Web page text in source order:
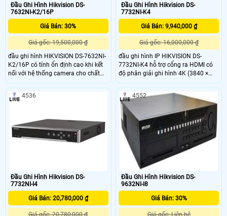
Đầu Ghi Hình Hikvision DS-
7632NI-K2/16P
Giá Bán: 30%
Giá gốc: 19,500,000 ₫
đầu ghi hình HIKVISION DS-7632NI-
K2/16P có tính ổn định cao khi kết
nối với hệ thống camera cho chất
lượng hình ảnh sắc nét. Vỏ đầu ghi
được thiết kế bằng kim loại gia tăng
sự chắc chắn cho đầu ghi, đầu ghi
Đầu Ghi Hình Hikvision DS-
7732NI-K4
Giá Bán: 9,940,000 ₫
Giá gốc: 16,000,000 ₫
đầu ghi hình IP HIKVISION DS-
7732NI-K4 hỗ trợ cổng ra HDMI có
độ phân giải ghi hình 4K (3840 ×
2160)/30Hz, 2K (2560 ×
1440)/60Hz và VGA với độ phân
giải 1920 × 1080/60Hz, hỗ trợ
camera IP, xem lại, truyền dữ liệu
qua mạng, sao lưu, giám sát trên
điện thoại ,đầu ghi thích hợp lắp đặt
cho văn phòng, nhà riêng, khu
chung cư, biệt thự,…
Đầu Ghi Hình Hikvision DS-
7732NI-I4
Giá Bán: 20,780,000 ₫
Giá gốc: 20,780,000 ₫
4536
Đầu Ghi Hình Hikvision DS-
9632NI-I8
Giá Bán: 30%
Giá gốc: Liên hệ
4552